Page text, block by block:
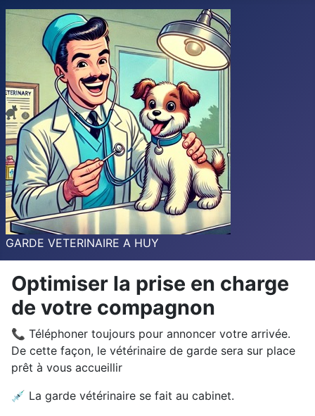
GARDE VETERINAIRE A HUY
Optimiser la prise en charge
de votre compagnon
📞 Téléphoner toujours pour annoncer votre arrivée.
De cette façon, le vétérinaire de garde sera sur place
prêt à vous accueillir
💉 La garde vétérinaire se fait au cabinet.